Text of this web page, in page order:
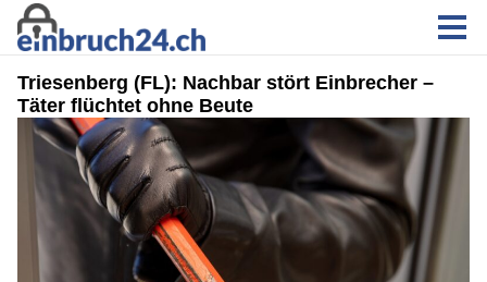
Triesenberg (FL): Nachbar stört Einbrecher –
Täter flüchtet ohne Beute